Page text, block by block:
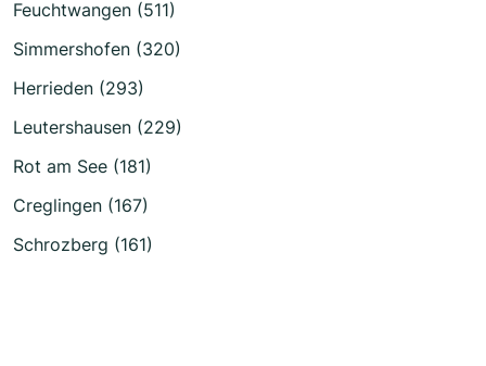
Feuchtwangen (511)
Simmershofen (320)
Herrieden (293)
Leutershausen (229)
Rot am See (181)
Creglingen (167)
Schrozberg (161)